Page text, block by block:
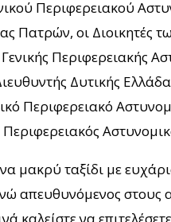
Περιφερειακού
Πατρών, οι Διοικητές
Περιφερειακής
Δυτικής
Περιφερειακό
μακρύ ταξίδι με
απευθυνόμενος
να